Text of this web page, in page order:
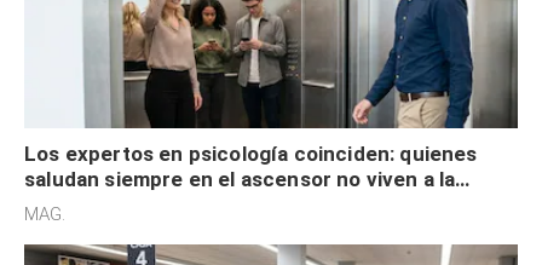
Los expertos en psicología coinciden: quienes
saludan siempre en el ascensor no viven a la
defensiva y tienen apertura social
MAG.